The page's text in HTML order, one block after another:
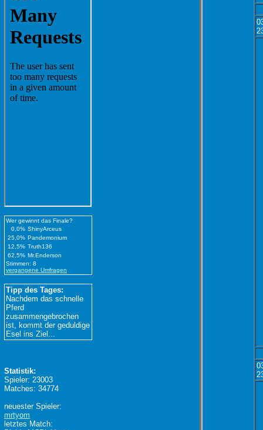
Wer gewinnt das Finale?
0,0% ShinyArceus
25,0% Pandemonium
12,5% Truth136
62,5% Mr.Enderson
Stimmen: 8
vergangene Umfragen
Tipp des Tages:
Nachdem das schnelle
Pferd
zusammengebrochen
ist, kommt der geduldige
Esel ins Ziel...
Statistik:
Spieler: 23003
Matches: 34774
neuester Spieler:
mrtyom
letztes Match: